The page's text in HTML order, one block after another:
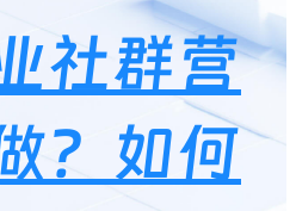
社群营
？如何